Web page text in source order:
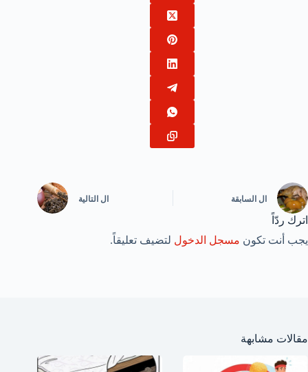
ال السابقة ال التالية
اترك ردّاً
يجب أنت تكون مسجل الدخول لتضيف تعليقاً.
مقالات مشابهة